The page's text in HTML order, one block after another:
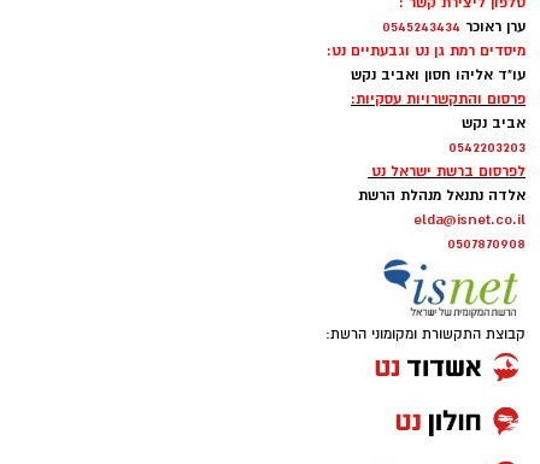
ערן ראוכר 0545243434
מיסדים רמת גן נט וגבעתיים נט:
עו"ד אליהו חסון ואביב נקש
פרסום והתקשרויות עסקיות:
אביב נקש
0542203203
לפרסום ברשת ישראל נט
אלדה נתנאל מנהלת הרשת
elda@isnet.co.il
0507870908
קבוצת התקשורת ומקומוני הרשת: